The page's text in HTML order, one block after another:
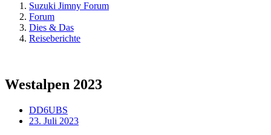
Suzuki Jimny Forum
Forum
Dies & Das
Reiseberichte
Westalpen 2023
DD6UBS
23. Juli 2023